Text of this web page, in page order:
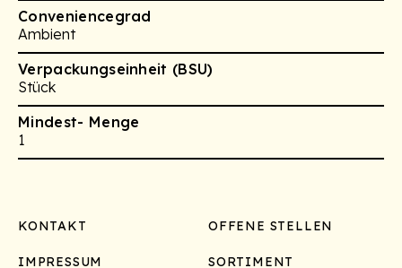
Conveniencegrad
Ambient
Verpackungseinheit (BSU)
Stück
Mindest- Menge
1
Footer
KONTAKT OFFENE STELLEN
IMPRESSUM SORTIMENT